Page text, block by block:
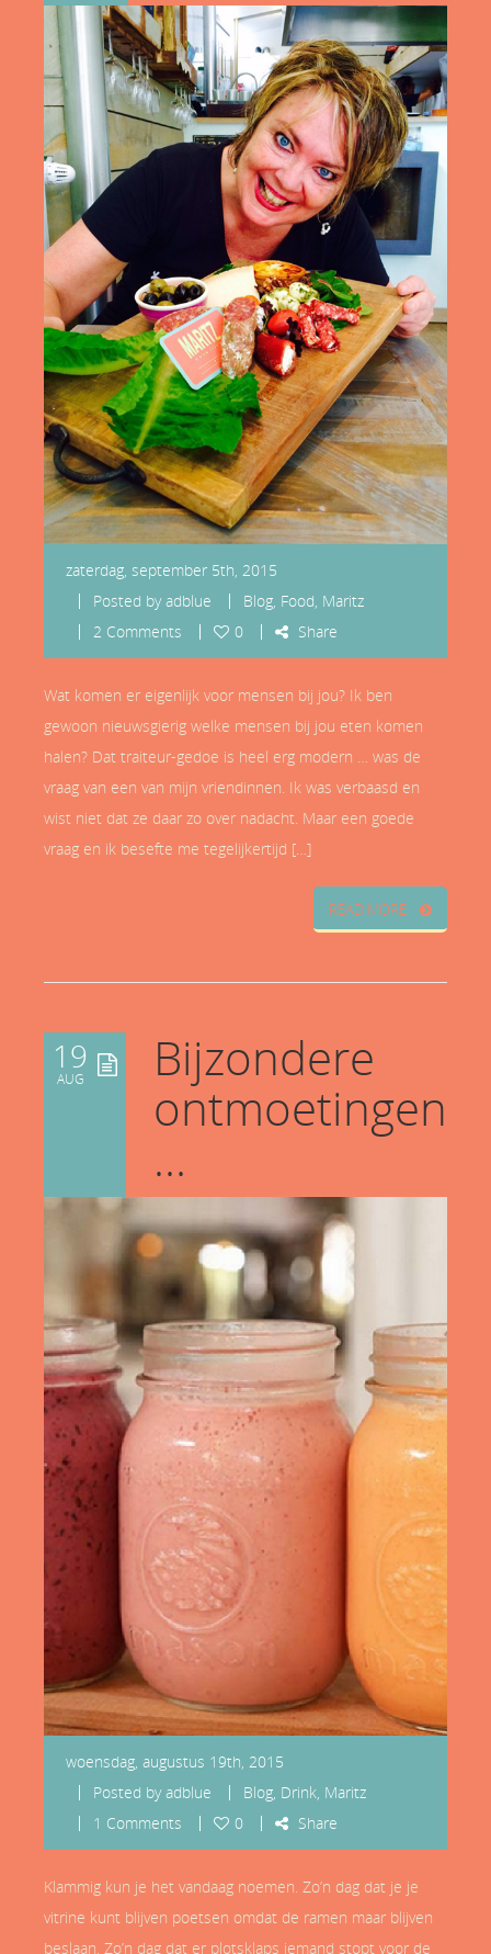
zaterdag, september 5th, 2015
Posted byadblue Blog, Food, Maritz
2 Comments
0 Share
Wat komen er eigenlijk voor mensen bij jou? Ik ben
gewoon nieuwsgierig welke mensen bij jou eten komen
halen? Dat traiteur-gedoe is heel erg modern … was de
vraag van een van mijn vriendinnen. Ik was verbaasd en
wist niet dat ze daar zo over nadacht. Maar een goede
vraag en ik besefte me tegelijkertijd […]
READ MORE
19
AUG
Bijzondere
ontmoetingen
…
woensdag, augustus 19th, 2015
Posted byadblue Blog Drink Maritz
1 Comments
0 Share
Klammig kun je het vandaag noemen. Zo’n dag dat je je
vitrine kunt blijven poetsen omdat de ramen maar blijven
beslaan. Zo’n dag dat er plotsklaps iemand stopt voor de